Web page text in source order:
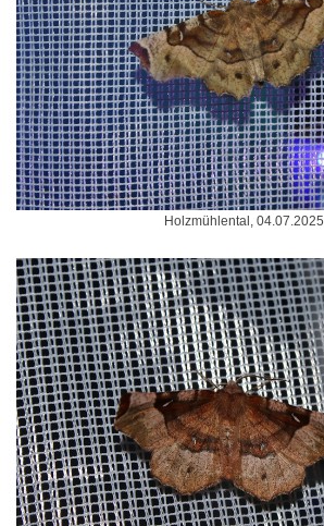
Holzmühlental, 04.07.2025